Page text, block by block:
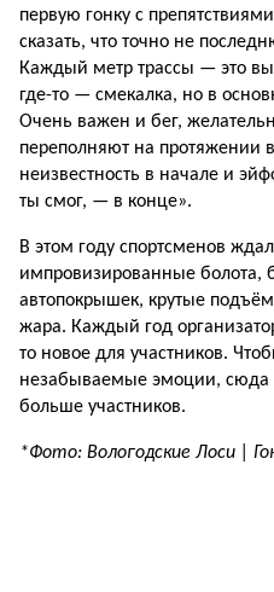
первую гонку с
сказать, что точно не
Каждый метр трассы — это
где-то — смекалка, но в
Очень важен и бег,
переполняют на протяжении
неизвестность в начале и
ты смог, — в конце».
В этом году спортсменов
импровизированные болота,
автопокрышек, крутые
жара. Каждый год
то новое для участников.
незабываемые эмоции, сюда
больше участников.
*Фото: Вологодские Лоси |